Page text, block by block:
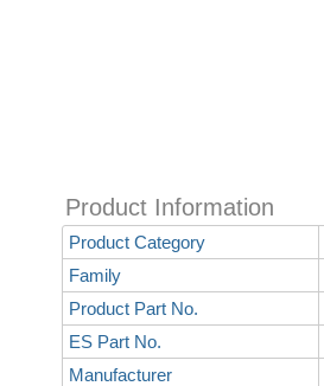
Product Information
Product Category
Family
Product Part No.
ES Part No.
Manufacturer